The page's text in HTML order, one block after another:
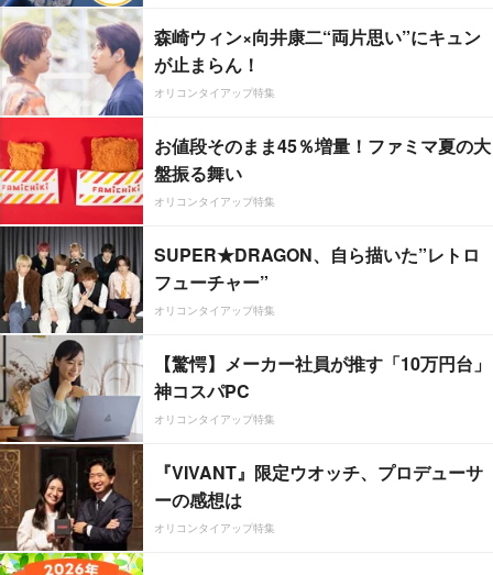
森崎ウィン×向井康二“両片思い”にキュン
が止まらん！
オリコンタイアップ特集
お値段そのまま45％増量！ファミマ夏の大
盤振る舞い
オリコンタイアップ特集
SUPER★DRAGON、自ら描いた”レトロ
フューチャー”
オリコンタイアップ特集
【驚愕】メーカー社員が推す「10万円台」
神コスパPC
オリコンタイアップ特集
『VIVANT』限定ウオッチ、プロデューサ
ーの感想は
オリコンタイアップ特集